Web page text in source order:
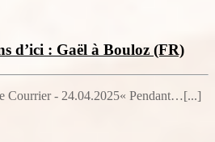
d’ici : Gaël à Bouloz (FR)
Courrier - 24.04.2025« Pendant…[...]